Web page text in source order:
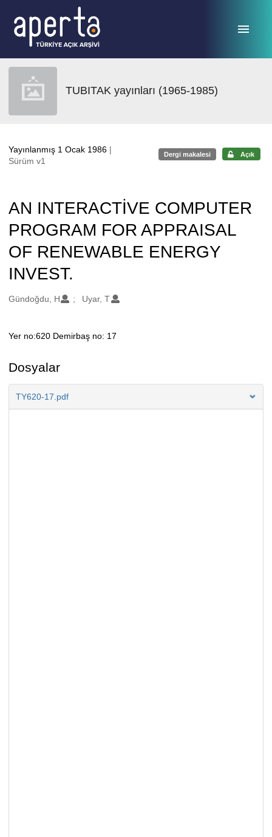
TUBITAK yayınları (1965-1985)
Yayınlanmış 1 Ocak 1986 |
Sürüm v1
Dergi makalesi Açık
AN INTERACTİVE COMPUTER
PROGRAM FOR APPRAISAL
OF RENEWABLE ENERGY
INVEST.
Oluşturanlar
Gündoğdu, H Uyar, T
Açıklama
Yer no:620 Demirbaş no: 17
Dosyalar
TY620-17.pdf